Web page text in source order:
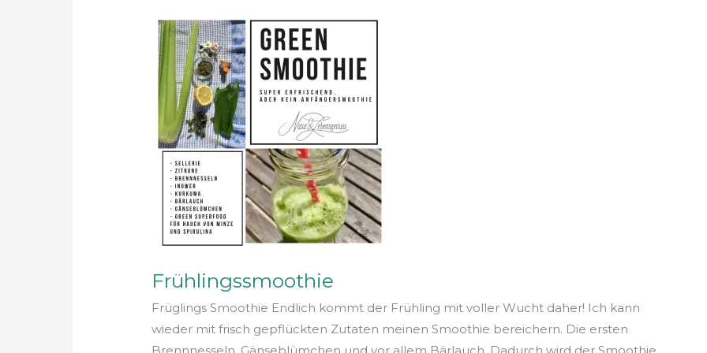
Frühlingssmoothie
Früglings Smoothie Endlich kommt der Frühling mit voller Wucht daher! Ich kann
wieder mit frisch gepflückten Zutaten meinen Smoothie bereichern. Die ersten
Brennnesseln, Gänseblümchen und vor allem Bärlauch. Dadurch wird der Smoothie
Frühlingssmoothie